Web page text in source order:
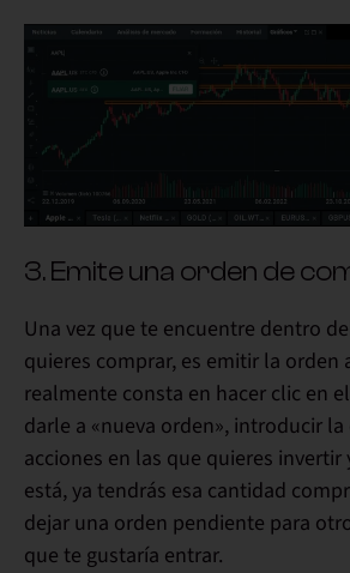
3. Emite una orden de
Una vez que te encuentre dentro
quieres comprar, es emitir la orden
realmente consta en hacer clic en
darle a «nueva orden», introducir
acciones en las que quieres invertir
está, ya tendrás esa cantidad
dejar una orden pendiente para
que te gustaría entrar.